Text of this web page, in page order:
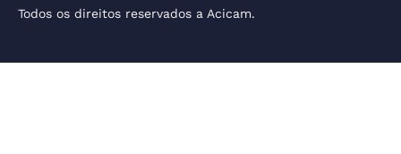
Todos os direitos reservados a Acicam.